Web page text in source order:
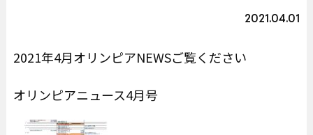
2021.04.01
2021年4月オリンピアNEWSご覧ください
オリンピアニュース4月号